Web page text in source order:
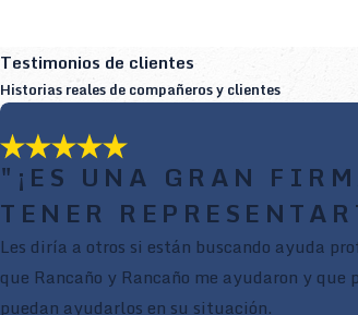
Testimonios de clientes
Historias reales de compañeros y clientes
"¡ES UNA GRAN
TENER
Les diría a otros si están buscando ayuda
que Rancaño y Rancaño me ayudaron y que
puedan ayudarlos en su situación.